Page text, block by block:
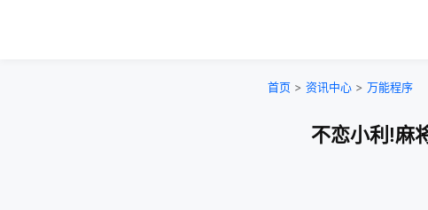
首页 > 资讯中心 > 万能程序
不恋小利!麻